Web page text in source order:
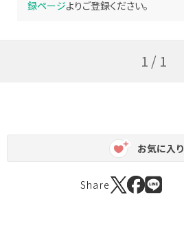
録ページよりご登録ください。
1 / 1
お気に入り
Share